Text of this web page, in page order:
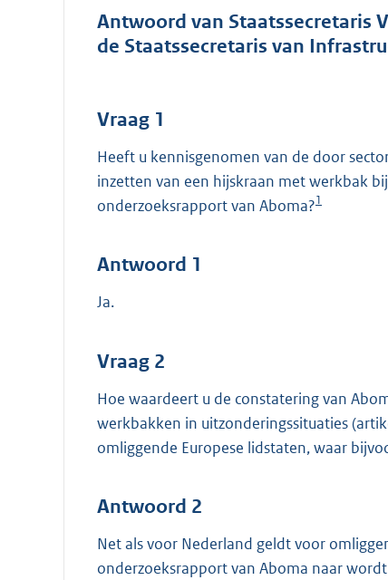
Antwoord van Staatssecretaris
de Staatssecretaris van
Vraag 1
Heeft u kennisgenomen van de door
inzetten van een hijskraan met werkbak
onderzoeksrapport van Aboma?1
Antwoord 1
Ja.
Vraag 2
Hoe waardeert u de constatering van
werkbakken in uitzonderingssituaties
omliggende Europese lidstaten, waar
Antwoord 2
Net als voor Nederland geldt voor
onderzoeksrapport van Aboma naar